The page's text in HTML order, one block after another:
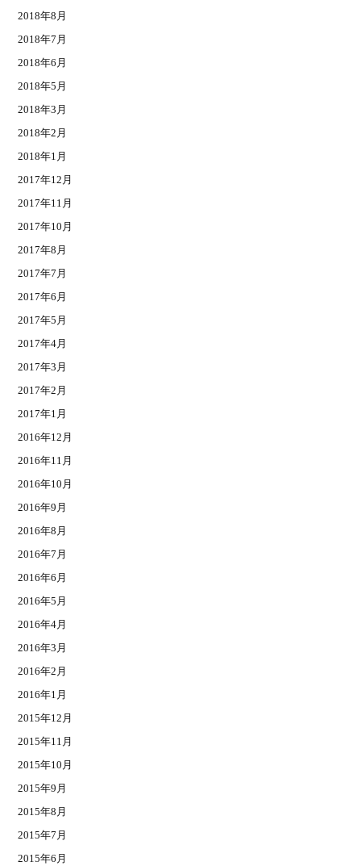
2018年8月
2018年7月
2018年6月
2018年5月
2018年3月
2018年2月
2018年1月
2017年12月
2017年11月
2017年10月
2017年8月
2017年7月
2017年6月
2017年5月
2017年4月
2017年3月
2017年2月
2017年1月
2016年12月
2016年11月
2016年10月
2016年9月
2016年8月
2016年7月
2016年6月
2016年5月
2016年4月
2016年3月
2016年2月
2016年1月
2015年12月
2015年11月
2015年10月
2015年9月
2015年8月
2015年7月
2015年6月